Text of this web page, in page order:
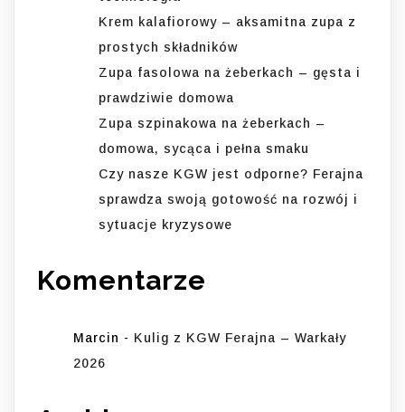
Krem kalafiorowy – aksamitna zupa z
prostych składników
Zupa fasolowa na żeberkach – gęsta i
prawdziwie domowa
Zupa szpinakowa na żeberkach –
domowa, sycąca i pełna smaku
Czy nasze KGW jest odporne? Ferajna
sprawdza swoją gotowość na rozwój i
sytuacje kryzysowe
Komentarze
Marcin - Kulig z KGW Ferajna – Warkały
2026